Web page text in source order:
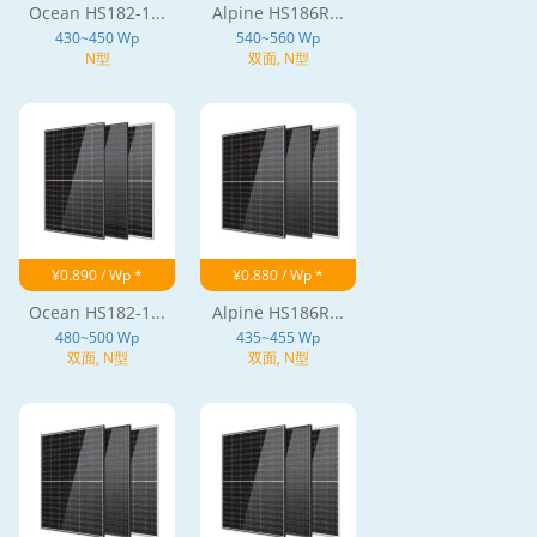
Ocean HS182-1...
430~450 Wp
N型
Alpine HS186R...
540~560 Wp
双面, N型
¥0.890 / Wp *
Ocean HS182-1...
480~500 Wp
双面, N型
¥0.880 / Wp *
Alpine HS186R...
435~455 Wp
双面, N型